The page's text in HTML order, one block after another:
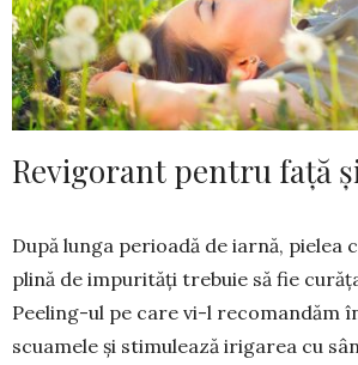
Revigorant pentru față
După lunga perioadă de iarnă, pie­­lea
plină de im­pu­rități trebuie să fie
Peeling-ul pe care vi-l recoman­dăm
scuamele și stimu­lea­ză iri­garea cu